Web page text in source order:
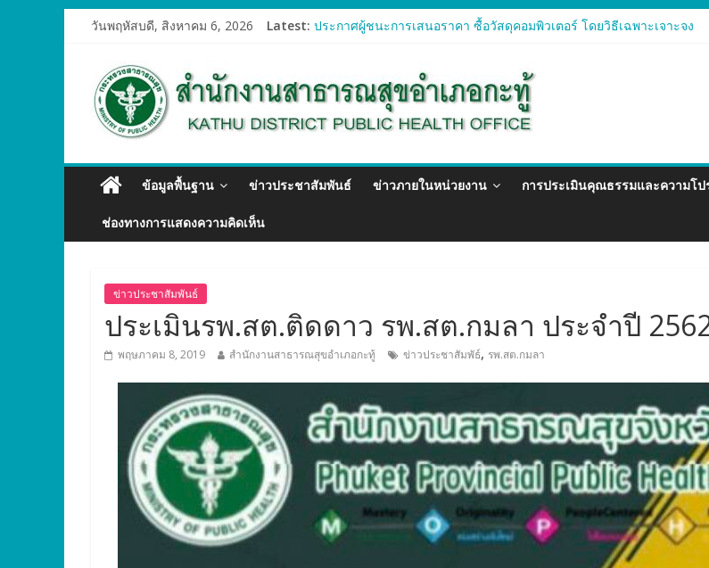
วันพฤหัสบดี, สิงหาคม 6, 2026 Latest: ประกาศผู้ชนะการเสนอราคา ซื้อวัสดุคอมพิวเตอร์ โดยวิธีเฉพาะเจาะจง
ประกาศผู้ชนะการเสนอรา ซื้อวัสดุงานบ้านงานครัว โดยวิธีเฉพาะเจาะจง
ประกาศผู้ชนะการเสนอราคา ซื้อวัสดุสำนักงาน โดยวิธีเฉพาะเจาะจง
ข้อมูลพื้นฐาน ข่าวประชาสัมพันธ์ ข่าวภายในหน่วยงาน การประเมินคุณธรรมและความโป
ช่องทางการแสดงความคิดเห็น
ข่าวประชาสัมพันธ์
ประเมินรพ.สต.ติดดาว รพ.สต.กมลา ประจำปี
พฤษภาคม 8, 2019 สำนักงานสาธารณสุขอำเภอกะทู้ ข่าวประชาสัมพัธ์, รพ.สต.กมลา